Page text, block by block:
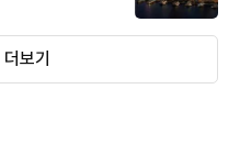
더보기